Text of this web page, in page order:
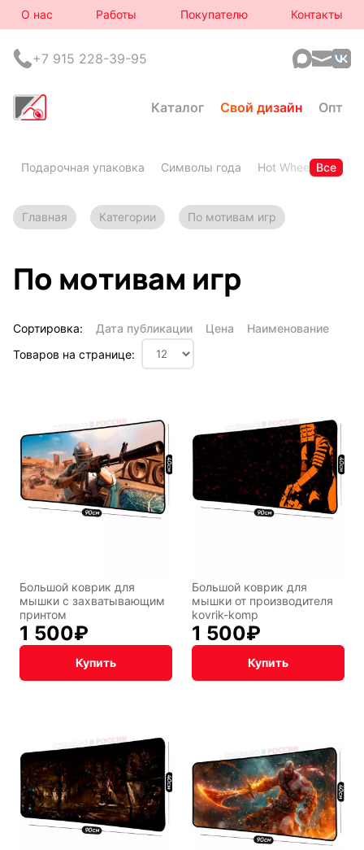
О нас Работы Покупателю Контакты
+7 915 228-39-95
Каталог Свой дизайн Опт
Подарочная упаковка Символы года Hot WheelsВсе
Главная Категории По мотивам игр
По мотивам игр
Сортировка: Дата публикации Цена
Наименование
Товаров на странице:
Большой коврик для
мышки c захватывающим
принтом
1 500₽
Купить
Большой коврик для
мышки от производителя
kovrik-komp
1 500₽
Купить